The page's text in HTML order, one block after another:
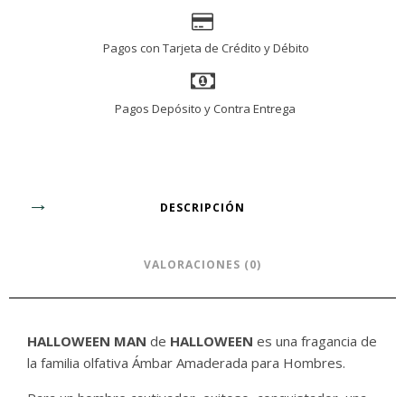
Pagos con Tarjeta de Crédito y Débito
Pagos Depósito y Contra Entrega
DESCRIPCIÓN
VALORACIONES (0)
HALLOWEEN MAN de HALLOWEEN es una fragancia de
la familia olfativa Ámbar Amaderada para Hombres.